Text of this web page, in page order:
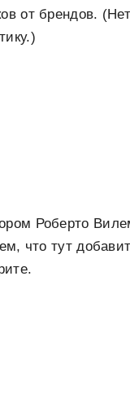
от брендов.
Роберто
что тут